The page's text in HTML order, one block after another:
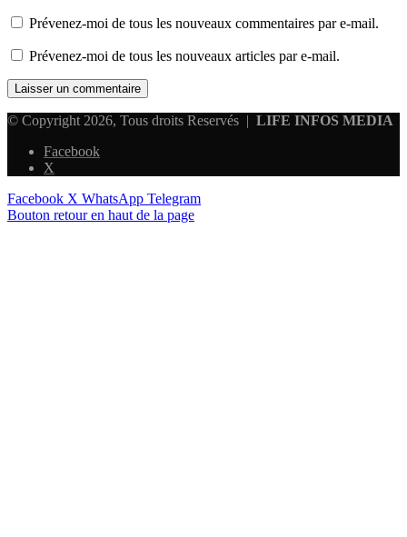
Prévenez-moi de tous les nouveaux commentaires par e-mail.
Prévenez-moi de tous les nouveaux articles par e-mail.
© Copyright 2026, Tous droits Reservés | LIFE INFOS MEDIA
Facebook
X
Facebook X WhatsApp Telegram
Bouton retour en haut de la page